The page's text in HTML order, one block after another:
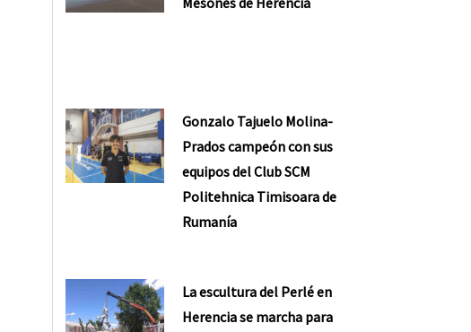
Gonzalo Tajuelo Molina-
Prados campeón con sus
equipos del Club SCM
Politehnica Timisoara de
Rumanía
La escultura del Perlé en
Herencia se marcha para